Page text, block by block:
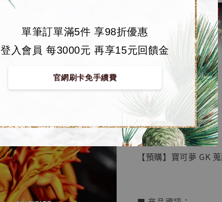
單筆訂單滿5件 享98折優惠
登入會員 每3000元 再享15元回饋金
官網刷卡免手續費
【店內現貨
系列蒐藏雕
鳥山明紀念
工作室]
NT$ 4,280
🏝【無人島玩具】
【預購】寶可夢 GK